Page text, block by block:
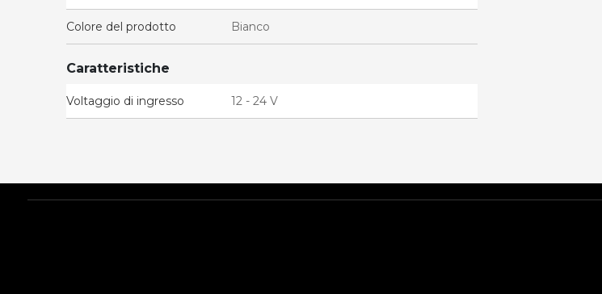
Colore del prodotto Bianco
Caratteristiche
Voltaggio di ingresso 12 - 24 V